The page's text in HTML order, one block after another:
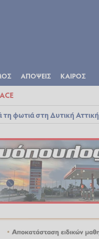
ΑΠΟΨΕΙΣ ΚΑΙΡΟΣ
τη φωτιά στη Δυτική Αττική